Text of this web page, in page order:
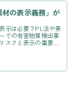
の表示義務」が
示は必要？PL法や景
での有害物質検出事
スクと表示の重要性